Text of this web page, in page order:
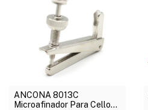
ANCONA 8013C
Microafinador Para Cello